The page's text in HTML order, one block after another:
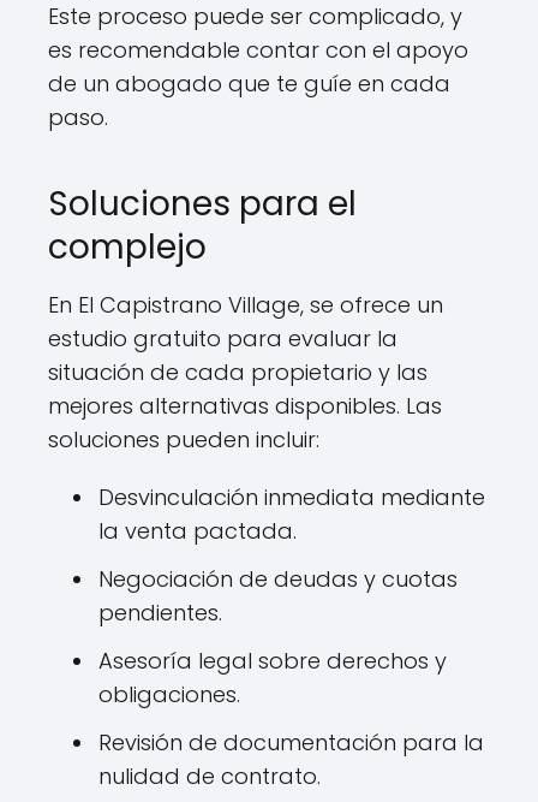
Este proceso puede ser complicado, y
es recomendable contar con el apoyo
de un abogado que te guíe en cada
paso.
Soluciones para el
complejo
En El Capistrano Village, se ofrece un
estudio gratuito para evaluar la
situación de cada propietario y las
mejores alternativas disponibles. Las
soluciones pueden incluir:
Desvinculación inmediata mediante
la venta pactada.
Negociación de deudas y cuotas
pendientes.
Asesoría legal sobre derechos y
obligaciones.
Revisión de documentación para la
nulidad de contrato.